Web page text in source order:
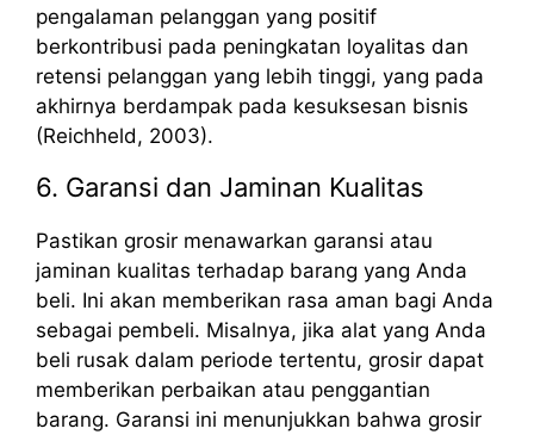
pengalaman pelanggan yang positif
berkontribusi pada peningkatan loyalitas dan
retensi pelanggan yang lebih tinggi, yang pada
akhirnya berdampak pada kesuksesan bisnis
(Reichheld, 2003).
6. Garansi dan Jaminan Kualitas
Pastikan grosir menawarkan garansi atau
jaminan kualitas terhadap barang yang Anda
beli. Ini akan memberikan rasa aman bagi Anda
sebagai pembeli. Misalnya, jika alat yang Anda
beli rusak dalam periode tertentu, grosir dapat
memberikan perbaikan atau penggantian
barang. Garansi ini menunjukkan bahwa grosir